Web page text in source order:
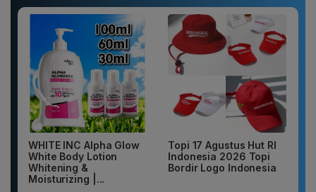
WHITE INC Alpha Glow
White Body Lotion
Whitening &
Moisturizing |...
Topi 17 Agustus Hut RI
Indonesia 2026 Topi
Bordir Logo Indonesia